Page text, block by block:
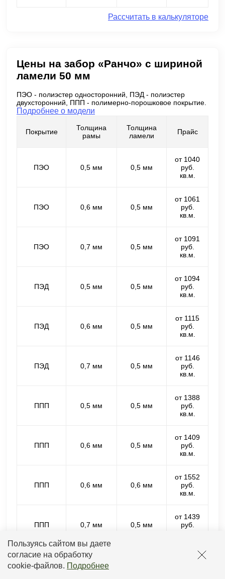
Пользуясь сайтом вы даете
согласие на обработку
cookie-файлов. Подробнее
Рассчитать в калькуляторе
Цены на забор «Ранчо» с шириной
ламели 50 мм
ПЭО - полиэстер односторонний, ПЭД - полиэстер
двухсторонний, ППП - полимерно-порошковое покрытие.
Подробнее о модели
Покрытие
Толщина
рамы
Толщина
ламели
Прайс
ПЭО 0,5 мм 0,5 мм
от 1040
руб.
кв.м.
ПЭО 0,6 мм 0,5 мм
от 1061
руб.
кв.м.
ПЭО 0,7 мм 0,5 мм
от 1091
руб.
кв.м.
ПЭД 0,5 мм 0,5 мм
от 1094
руб.
кв.м.
ПЭД 0,6 мм 0,5 мм
от 1115
руб.
кв.м.
ПЭД 0,7 мм 0,5 мм
от 1146
руб.
кв.м.
ППП 0,5 мм 0,5 мм
от 1388
руб.
кв.м.
ППП 0,6 мм 0,5 мм
от 1409
руб.
кв.м.
ППП 0,6 мм 0,6 мм
от 1552
руб.
кв.м.
ППП 0,7 мм 0,5 мм
от 1439
руб.
ППП 0,7 мм
от 1582